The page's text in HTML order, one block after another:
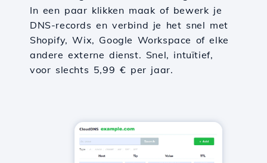
In een paar klikken maak of bewerk je
DNS-records en verbind je het snel met
Shopify, Wix, Google Workspace of elke
andere externe dienst. Snel, intuïtief,
voor slechts 5,99 € per jaar.